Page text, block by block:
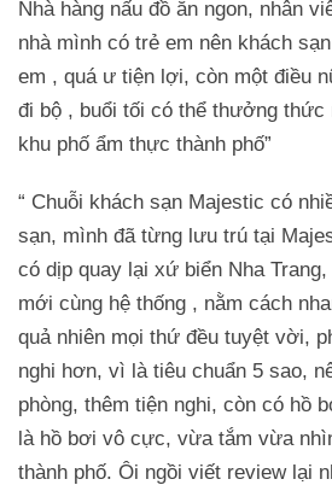
Nhà hàng nấu đồ ăn ngon, nhân
nhà mình có trẻ em nên khách
em , quá ư tiện lợi, còn một điều
đi bộ , buổi tối có thể thưởng thức
khu phố ẩm thực thành phố”
“ Chuỗi khách sạn Majestic có
sạn, mình đã từng lưu trú tại
có dịp quay lại xứ biển Nha
mới cùng hệ thống , nằm cách
quả nhiên mọi thứ đều tuyệt vời,
nghi hơn, vì là tiêu chuẩn 5 sao,
phòng, thêm tiện nghi, còn có hồ
là hồ bơi vô cực, vừa tắm vừa
thành phố. Ôi ngồi viết review lại
Trở về trang